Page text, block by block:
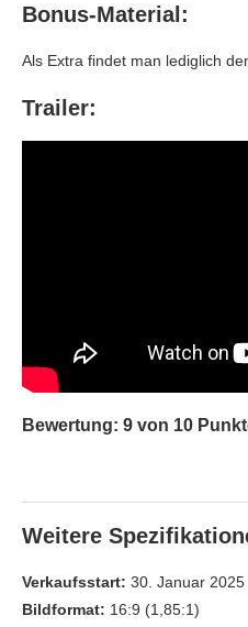
Bonus-Material:
Als Extra findet man lediglich
Trailer:
Bewertung: 9 von 10
Weitere
Verkaufsstart: 30. Januar 2025
Bildformat: 16:9 (1,85:1)